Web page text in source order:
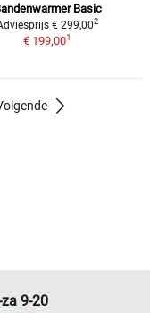
Basic
€ 299,002
€ 199,001
9-20